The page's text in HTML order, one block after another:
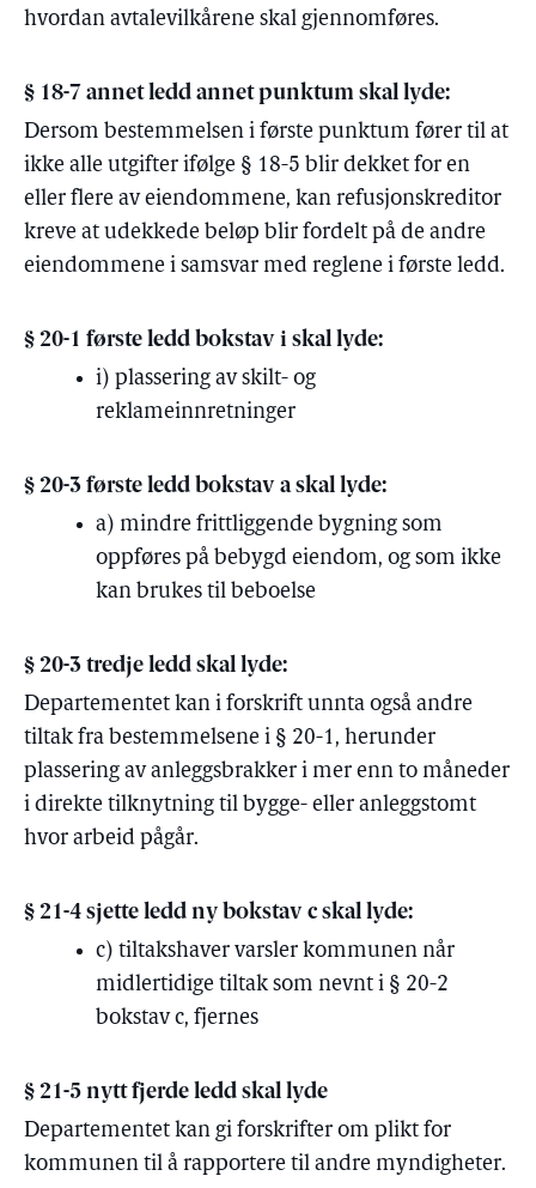
hvordan avtalevilkårene skal gjennomføres.
§ 18-7 annet ledd annet punktum skal lyde:
Dersom bestemmelsen i første punktum fører til at
ikke alle utgifter ifølge § 18-5 blir dekket for en
eller flere av eiendommene, kan refusjonskreditor
kreve at udekkede beløp blir fordelt på de andre
eiendommene i samsvar med reglene i første ledd.
§ 20-1 første ledd bokstav i skal lyde:
i) plassering avskilt- og
reklameinnretninger
§ 20-3 første ledd bokstav a skal lyde:
a) mindre frittliggende bygning som
oppføres på bebygd eiendom, og som ikke
kan brukes til beboelse
§ 20-3 tredje ledd skal lyde:
Departementet kan i forskrift unnta også andre
tiltak fra bestemmelsene i § 20-1, herunder
plassering av anleggsbrakker i mer enn to måneder
i direkte tilknytning til bygge- eller anleggstomt
hvor arbeid pågår.
§ 21-4 sjette ledd ny bokstav c skal lyde:
c) tiltakshaver varsler kommunen når
midlertidige tiltak som nevnt i § 20-2
bokstav c, fjernes
§ 21-5 nytt fjerde ledd skal lyde
Departementet kan gi forskrifter om plikt for
kommunen til å rapportere til andre myndigheter.